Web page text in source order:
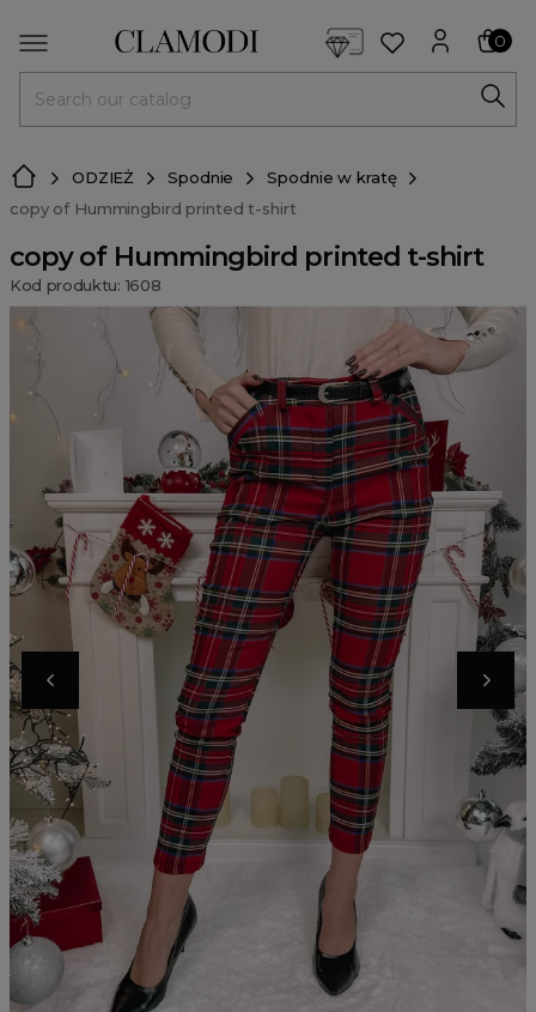
0
ODZIEŻ Spodnie
Spodnie w kratę
copy of Hummingbird printed t-shirt
copy of Hummingbird printed t-shirt
Kod produktu: 1608